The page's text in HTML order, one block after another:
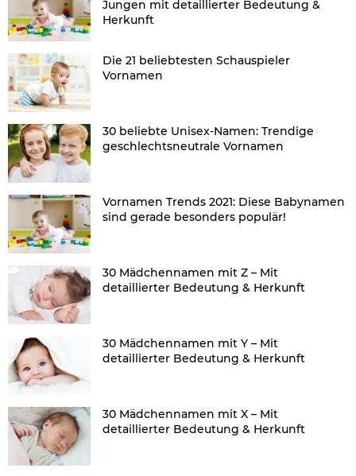
Jungen mit detaillierter Bedeutung &
Herkunft
Die 21 beliebtesten Schauspieler
Vornamen
30 beliebte Unisex-Namen: Trendige
geschlechtsneutrale Vornamen
Vornamen Trends 2021: Diese Babynamen
sind gerade besonders populär!
30 Mädchennamen mit Z – Mit
detaillierter Bedeutung & Herkunft
30 Mädchennamen mit Y – Mit
detaillierter Bedeutung & Herkunft
30 Mädchennamen mit X – Mit
detaillierter Bedeutung & Herkunft